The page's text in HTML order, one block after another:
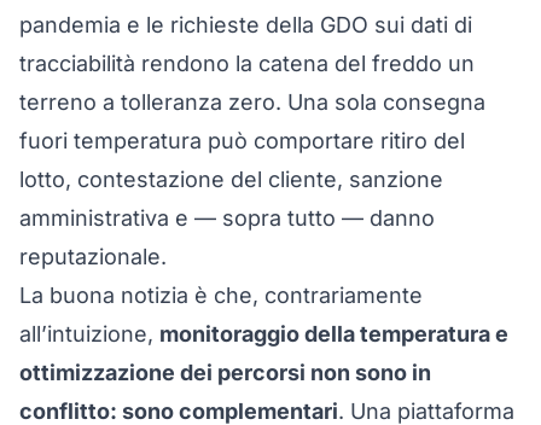
pandemia e le richieste della GDO sui dati di
tracciabilità rendono la catena del freddo un
terreno a tolleranza zero. Una sola consegna
fuori temperatura può comportare ritiro del
lotto, contestazione del cliente, sanzione
amministrativa e — sopra tutto — danno
reputazionale.
La buona notizia è che, contrariamente
all’intuizione, monitoraggio della temperatura e
ottimizzazione dei percorsi non sono in
conflitto: sono complementari. Una piattaforma